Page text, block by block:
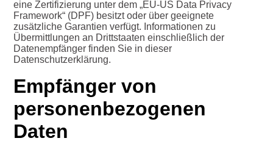
eine Zertifizierung unter dem „EU-US Data Privacy
Framework“ (DPF) besitzt oder über geeignete
zusätzliche Garantien verfügt. Informationen zu
Übermittlungen an Drittstaaten einschließlich der
Datenempfänger finden Sie in dieser
Datenschutzerklärung.
Empfänger von
personenbezogenen
Daten